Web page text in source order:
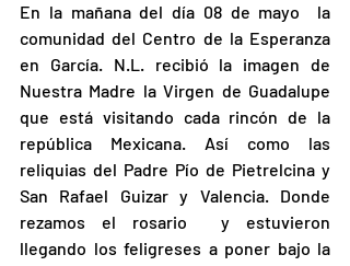
En la mañana del día 08 de mayo  la
comunidad del Centro de la Esperanza
en García. N.L. recibió la imagen de
Nuestra Madre la Virgen de Guadalupe
que está visitando cada rincón de la
república Mexicana. Así como las
reliquias del Padre Pío de Pietrelcina y
San Rafael Guizar y Valencia. Donde
rezamos el rosario  y estuvieron
llegando los feligreses a poner bajo la